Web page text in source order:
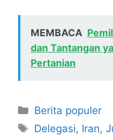
MEMBACA
dan Tantangan
Pertanian
Kategori
Berita populer
Tag
Delegasi, Iran,